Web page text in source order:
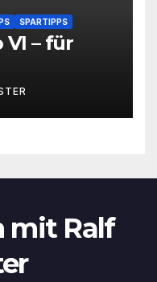
SPARTIPPS
– für
mit Ralf